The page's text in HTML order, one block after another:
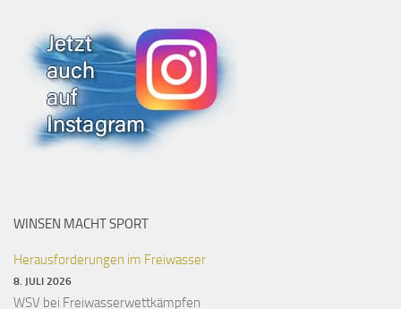
WINSEN MACHT SPORT
Herausforderungen im Freiwasser
8. JULI 2026
WSV bei Freiwasserwettkämpfen